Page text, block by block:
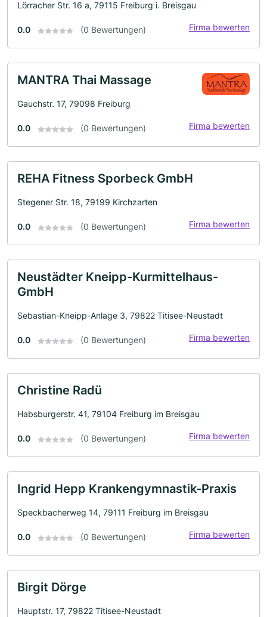
Lörracher Str. 16 a, 79115 Freiburg i. Breisgau
0.0 (0 Bewertungen) Firma bewerten
MANTRA Thai Massage
Gauchstr. 17, 79098 Freiburg
0.0 (0 Bewertungen) Firma bewerten
REHA Fitness Sporbeck GmbH
Stegener Str. 18, 79199 Kirchzarten
0.0 (0 Bewertungen) Firma bewerten
Neustädter Kneipp-Kurmittelhaus-
GmbH
Sebastian-Kneipp-Anlage 3, 79822 Titisee-Neustadt
0.0 (0 Bewertungen) Firma bewerten
Christine Radü
Habsburgerstr. 41, 79104 Freiburg im Breisgau
0.0 (0 Bewertungen) Firma bewerten
Ingrid Hepp Krankengymnastik-Praxis
Speckbacherweg 14, 79111 Freiburg im Breisgau
0.0 (0 Bewertungen) Firma bewerten
Birgit Dörge
Hauptstr. 17, 79822 Titisee-Neustadt